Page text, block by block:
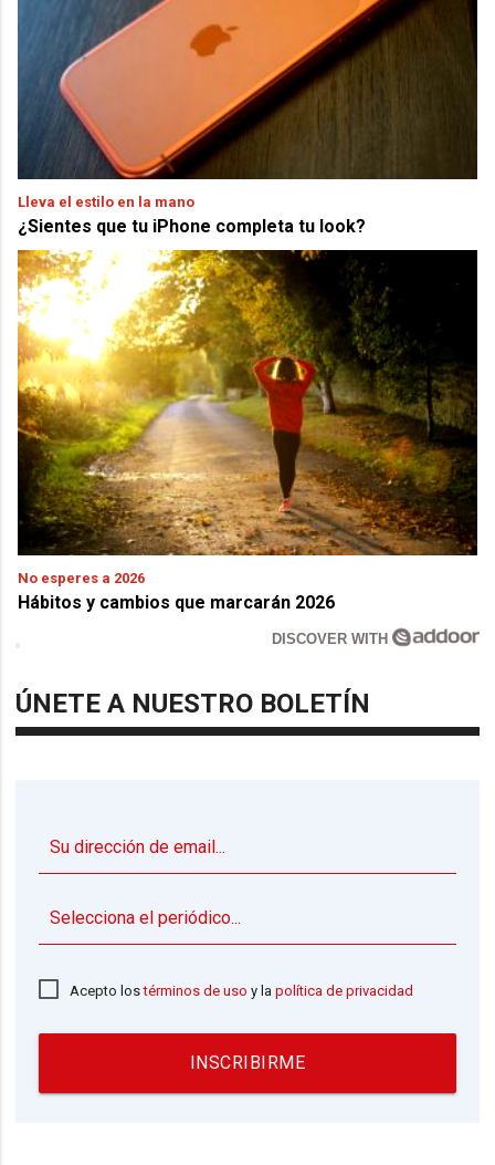
Lleva el estilo en la mano
¿Sientes que tu iPhone completa tu look?
No esperes a 2026
Hábitos y cambios que marcarán 2026
DISCOVER WITH
ÚNETE A NUESTRO BOLETÍN
Acepto lostérminos de uso y lapolítica de privacidad
INSCRIBIRME